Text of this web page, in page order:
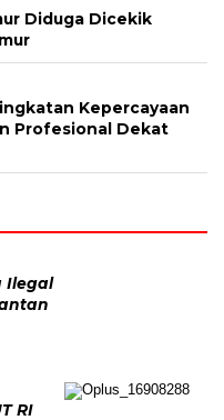
Diduga Dicekik
Kepercayaan
Profesional Dekat
Ilegal
RI